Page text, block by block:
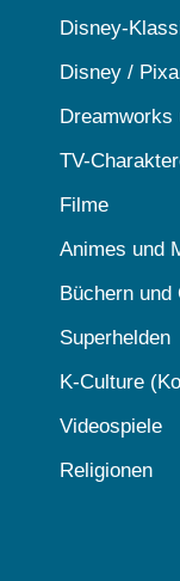
Disney-
Disney /
Dreamworks
TV-
Filme
Animes und
Büchern und
Superhelden
K-Culture
Videospiele
Religionen